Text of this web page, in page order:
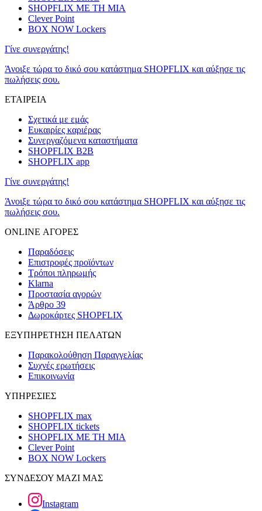
SHOPFLIX ΜΕ ΤΗ ΜΙΑ
Clever Point
BOX NOW Lockers
Γίνε συνεργάτης!
Άνοιξε τώρα το δικό σου κατάστημα SHOPFLIX και αύξησε τις
πωλήσεις σου.
ΕΤΑΙΡΕΙΑ
Σχετικά με εμάς
Ευκαιρίες καριέρας
Συνεργαζόμενα καταστήματα
SHOPFLIX B2B
SHOPFLIX app
Γίνε συνεργάτης!
Άνοιξε τώρα το δικό σου κατάστημα SHOPFLIX και αύξησε τις
πωλήσεις σου.
ONLINE ΑΓΟΡΕΣ
Παραδόσεις
Επιστροφές προϊόντων
Τρόποι πληρωμής
Klarna
Προστασία αγορών
Άρθρο 39
Δωροκάρτες SHOPFLIX
ΕΞΥΠΗΡΕΤΗΣΗ ΠΕΛΑΤΩΝ
Παρακολούθηση Παραγγελίας
Συχνές ερωτήσεις
Επικοινωνία
ΥΠΗΡΕΣΙΕΣ
SHOPFLIX max
SHOPFLIX tickets
SHOPFLIX ΜΕ ΤΗ ΜΙΑ
Clever Point
BOX NOW Lockers
ΣΥΝΔΕΣΟΥ ΜΑΖΙ ΜΑΣ
Instagram